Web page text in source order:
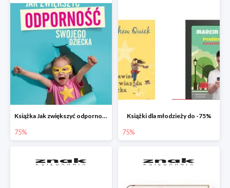
Książka Jak zwiększyć odporność swojego dziecka w promocji
75%
Książki dla młodzieży do -75%
75%